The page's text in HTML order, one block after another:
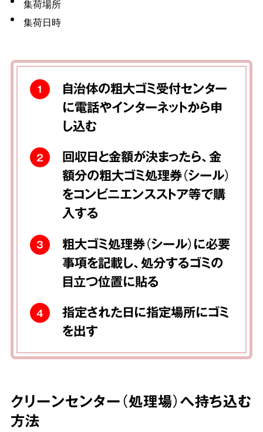
集荷場所
集荷日時
1
自治体の粗大ゴミ受付センター
に電話やインターネットから申
し込む
2
回収日と金額が決まったら、金
額分の粗大ゴミ処理券（シール）
をコンビニエンスストア等で購
入する
3
粗大ゴミ処理券（シール）に必要
事項を記載し、処分するゴミの
目立つ位置に貼る
4
指定された日に指定場所にゴミ
を出す
クリーンセンター（処理場）へ持ち込む
方法